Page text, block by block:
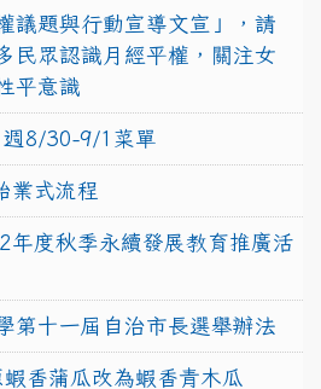
議題與行動宣導文宣」，請
民眾認識月經平權，關注女
平意識
週8/30-9/1菜單
業式流程
年度秋季永續發展教育推廣活
第十一屆自治市長選舉辦法
香蒲瓜改為蝦香青木瓜